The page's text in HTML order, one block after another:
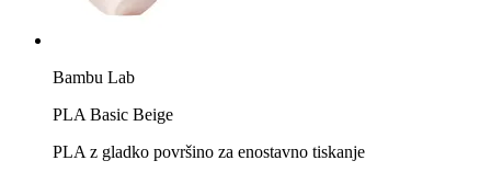
Bambu Lab
PLA Basic Beige
PLA z gladko površino za enostavno tiskanje